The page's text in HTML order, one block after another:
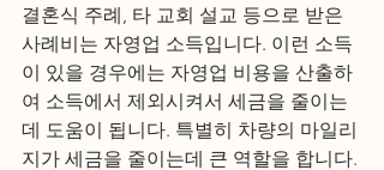
결혼식 주례, 타 교회 설교 등으로 받은
사례비는 자영업 소득입니다. 이런 소득
이 있을 경우에는 자영업 비용을 산출하
여 소득에서 제외시켜서 세금을 줄이는
데 도움이 됩니다. 특별히 차량의 마일리
지가 세금을 줄이는데 큰 역할을 합니다.